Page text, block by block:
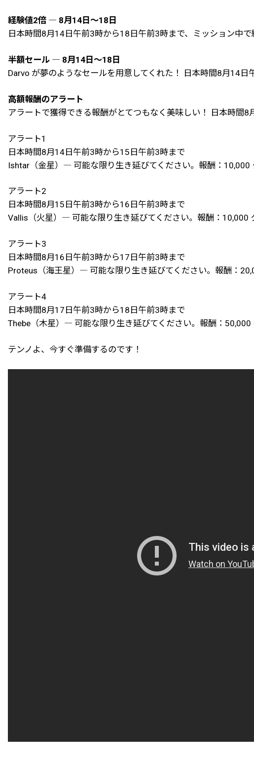
経験値2倍 ― 8月14日～18日
日本時間8月14日午前3時から18日午前3時まで、ミッション中で
半額セール ― 8月14日～18日
Darvo が夢のようなセールを用意してくれた！ 日本時間8月14
高額報酬のアラート
アラートで獲得できる報酬がとてつもなく美味しい！ 日本時間
アラート1
日本時間8月14日午前3時から15日午前3時まで
Ishtar（金星）― 可能な限り生き延びてください。報酬：10,000
アラート2
日本時間8月15日午前3時から16日午前3時まで
Vallis（火星）― 可能な限り生き延びてください。報酬：10,000
アラート3
日本時間8月16日午前3時から17日午前3時まで
Proteus（海王星）― 可能な限り生き延びてください。報酬：
アラート4
日本時間8月17日午前3時から18日午前3時まで
Thebe（木星）― 可能な限り生き延びてください。報酬：
テンノよ、今すぐ準備するのです！